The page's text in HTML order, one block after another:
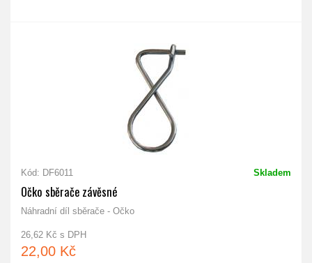
Kód: DF6011 Skladem
Očko sběrače závěsné
Náhradní díl sběrače - Očko
26,62 Kč s DPH
22,00 Kč